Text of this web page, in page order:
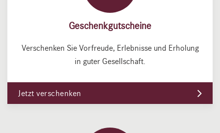
Geschenkgutscheine
Verschenken Sie Vorfreude, Erlebnisse und Erholung
in guter Gesellschaft.
Jetzt verschenken